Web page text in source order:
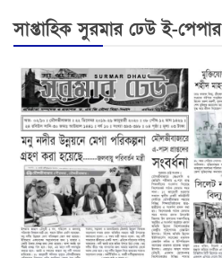
সাপ্তাহিক সুরমার ঢেউ ই-পেপার